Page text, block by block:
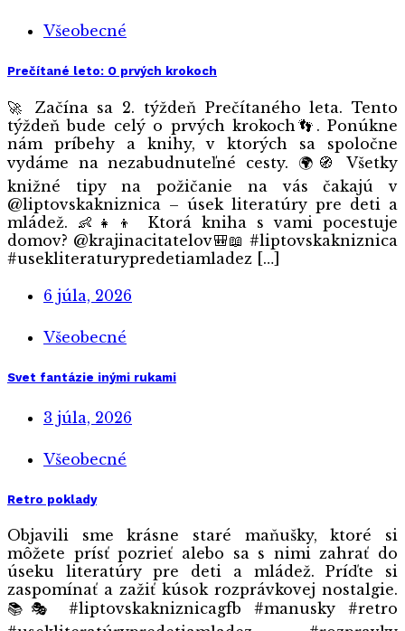
Všeobecné
Prečítané leto: O prvých krokoch
🚀 Začína sa 2. týždeň Prečítaného leta. Tento
týždeň bude celý o prvých krokoch👣. Ponúkne
nám príbehy a knihy, v ktorých sa spoločne
vydáme na nezabudnuteľné cesty. 🌍🧭 Všetky
knižné tipy na požičanie na vás čakajú v
@liptovskakniznica – úsek literatúry pre deti a
mládež. 👶👧👦 Ktorá kniha s vami pocestuje
domov? @krajinacitatelov🎒📖 #liptovskakniznica
#usekliteraturypredetiamladez […]
6 júla, 2026
Všeobecné
Svet fantázie inými rukami
3 júla, 2026
Všeobecné
Retro poklady
Objavili sme krásne staré maňušky, ktoré si
môžete prísť pozrieť alebo sa s nimi zahrať do
úseku literatúry pre deti a mládež. Príďte si
zaspomínať a zažiť kúsok rozprávkovej nostalgie.
📚🎭 #liptovskakniznicagfb #manusky #retro